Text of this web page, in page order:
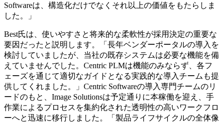
Softwareは、構造化だけでなくそれ以上の価値をもたらしま
した。」
Best氏は、使いやすさと将来的な柔軟性が採用決定の重要な
要因だったと説明します。「長年ベンダーポータルの導入を
検討していましたが、当社の既存システムは必要な機能を備
えていませんでした。Centric PLMは機能のみならず、各フ
ェーズを通じて適切なガイドとなる実践的な導入チームも提
供してくれました。」Centric Softwareの導入専門チームのリ
ードのもと、Image Solutionsは予定通りに本稼働を迎え、手
作業によるプロセスを集約化された透明性の高いワークフロ
ーへと迅速に移行しました。「製品ライフサイクルの全体像